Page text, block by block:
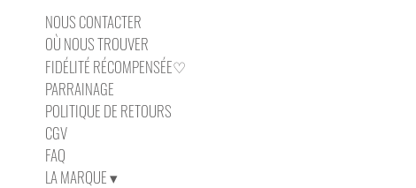
NOUS CONTACTER
OÙ NOUS TROUVER
FIDÉLITÉ RÉCOMPENSÉE♡
PARRAINAGE
POLITIQUE DE RETOURS
CGV
FAQ
LA MARQUE ▾